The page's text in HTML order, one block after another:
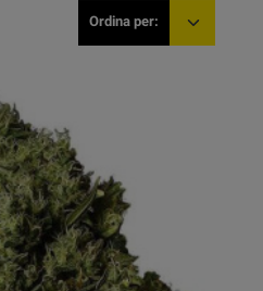
Ordina per: